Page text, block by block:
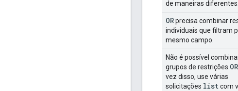
de maneiras diferentes.
ORprecisa combinar
individuais que filtram
mesmo campo.
Não é possível
grupos de restrições. OR
vez disso, use várias
solicitações listcom